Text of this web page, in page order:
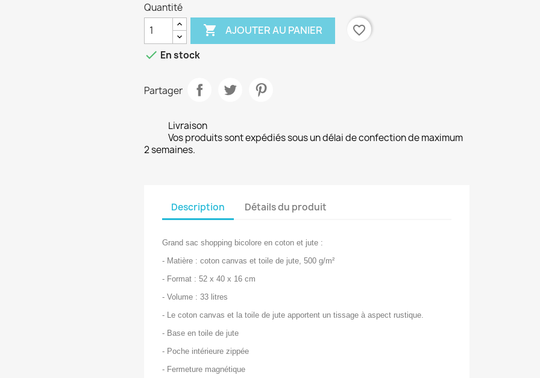
Quantité
 AJOUTER AU PANIER
favorite_border
 En stock
Partager
Livraison
Vos produits sont expédiés sous un délai de confection de maximum
2 semaines.
Description Détails du produit
Grand sac shopping bicolore en coton et jute :
- Matière : coton canvas et toile de jute, 500 g/m²
- Format : 52 x 40 x 16 cm
- Volume : 33 litres
- Le coton canvas et la toile de jute apportent un tissage à aspect rustique.
- Base en toile de jute
- Poche intérieure zippée
- Fermeture magnétique